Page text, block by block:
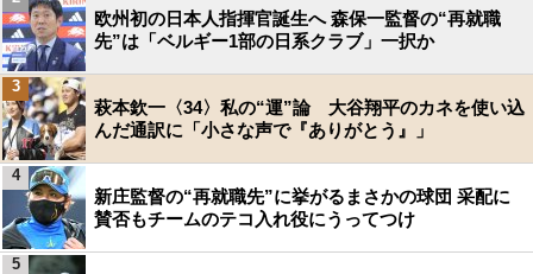
欧州初の日本人指揮官誕生へ 森保一監督の“再就職
先”は「ベルギー1部の日系クラブ」一択か
萩本欽一〈34〉私の“運”論 大谷翔平のカネを使い込
んだ通訳に「小さな声で『ありがとう』」
3
新庄監督の“再就職先”に挙がるまさかの球団 采配に
賛否もチームのテコ入れ役にうってつけ
4
5